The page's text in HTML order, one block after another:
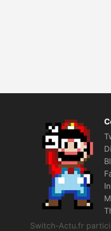
Switch-Actu.fr